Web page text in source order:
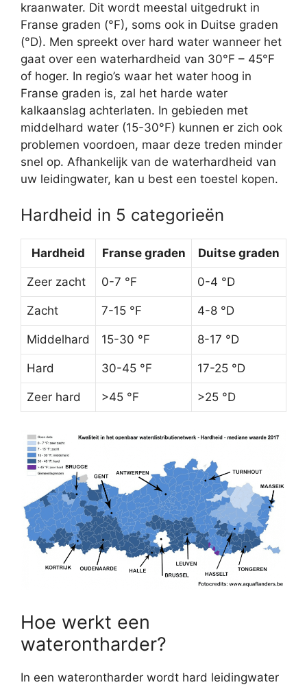
kraanwater. Dit wordt meestal uitgedrukt in
Franse graden (°F), soms ook in Duitse graden
(°D). Men spreekt over hard water wanneer het
gaat over een waterhardheid van 30°F – 45°F
of hoger. In regio’s waar het water hoog in
Franse graden is, zal het harde water
kalkaanslag achterlaten. In gebieden met
middelhard water (15-30°F) kunnen er zich ook
problemen voordoen, maar deze treden minder
snel op. Afhankelijk van de waterhardheid van
uw leidingwater, kan u best een toestel kopen.
Hardheid in 5 categorieën
Hardheid Franse graden Duitse graden
Zeer zacht 0-7 °F 0-4 °D
Zacht 7-15 °F 4-8 °D
Middelhard 15-30 °F 8-17 °D
Hard 30-45 °F 17-25 °D
Zeer hard >45 °F >25 °D
Hoe werkt een
waterontharder?
In een waterontharder wordt hard leidingwater